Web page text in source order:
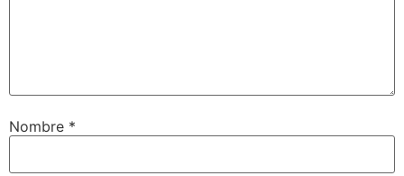
Nombre *